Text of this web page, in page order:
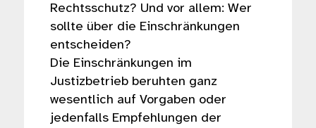
Rechtsschutz? Und vor allem: Wer
sollte über die Einschränkungen
entscheiden?
Die Einschränkungen im
Justizbetrieb beruhten ganz
wesentlich auf Vorgaben oder
jedenfalls Empfehlungen der